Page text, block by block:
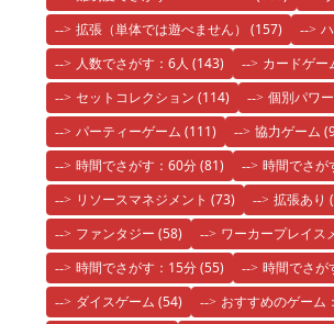
拡張（単体では遊べません） (157)
人数でさがす：6人 (143) カードゲー
セットコレクション (114) 個別パワー
パーティーゲーム (111) 協力ゲーム
時間でさがす：60分(81) 時間でさが
リソースマネジメント (73) 拡張あり
ファンタジー (58) ワーカープレイス
時間でさがす：15分(55) 時間でさが
ダイスゲーム (54) おすすめのゲーム